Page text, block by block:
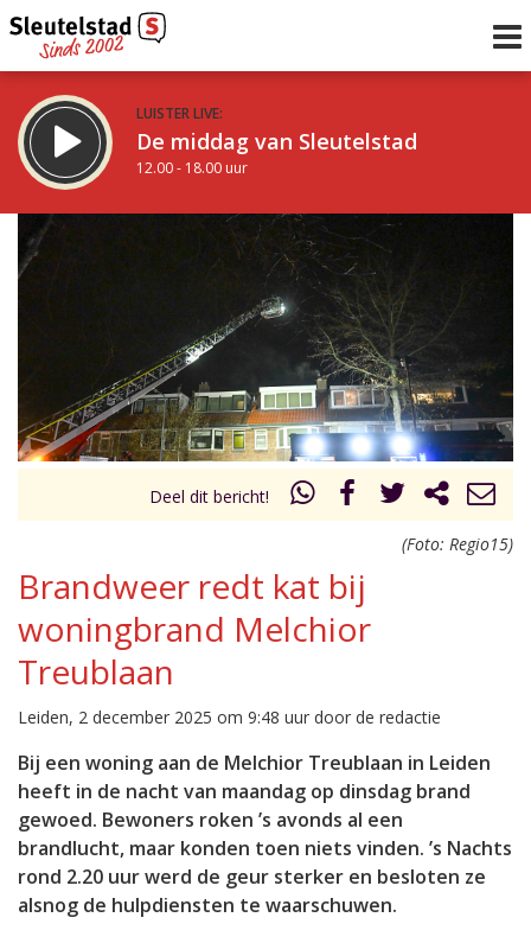
LUISTER LIVE:
De middag van Sleutelstad
12.00 - 18.00 uur
STRAKS:
De avond van Sleutelstad
18.00 - 21.00 uur
Vorig uur
uur 1 van 0
Deel dit bericht!
(Foto: Regio15)
Brandweer redt kat bij
woningbrand Melchior
Treublaan
Leiden, 2 december 2025 om 9:48 uur door de redactie
Bij een woning aan de Melchior Treublaan in Leiden
heeft in de nacht van maandag op dinsdag brand
gewoed. Bewoners roken ’s avonds al een
brandlucht, maar konden toen niets vinden. ’s Nachts
rond 2.20 uur werd de geur sterker en besloten ze
alsnog de hulpdiensten te waarschuwen.